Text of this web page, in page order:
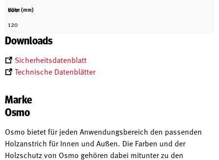
100
Höhe (mm)
120
Downloads
Sicherheitsdatenblatt
Technische Datenblätter
Marke
Osmo
Osmo bietet für jeden Anwendungsbereich den passenden
Holzanstrich für Innen und Außen. Die Farben und der
Holzschutz von Osmo gehören dabei mitunter zu den